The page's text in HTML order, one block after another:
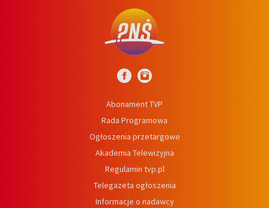
Abonament TVP
Rada Programowa
Ogłoszenia przetargowe
Akademia Telewizyjna
Regulamin tvp.pl
Telegazeta ogłoszenia
Informacje o nadawcy